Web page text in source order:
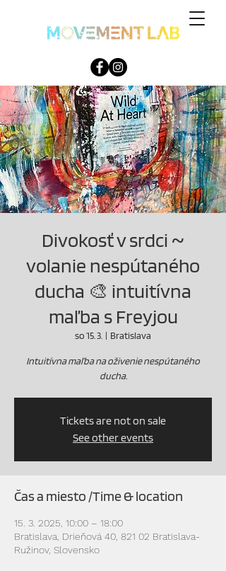
Divokosť v srdci ~
volanie nespútaného
ducha 🎨 intuitívna
maľba s Freyjou
so 15. 3.
  |
Bratislava
Intuitívna maľba na oživenie nespútaného
ducha.
Tickets are not on sale
See other events
Čas a miesto /Time & location
15. 3. 2025, 10:00 – 18:00
Bratislava, Drieňová 40, 821 02 Bratislava-
Ružinov, Slovensko